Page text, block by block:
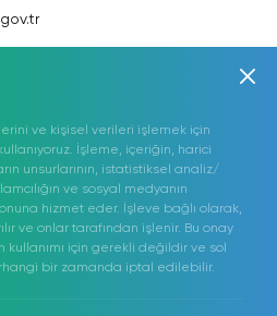
Sistemi (ELİS)
Medyada
Takip Edin!
ve kişisel verileri işlemek için
İşleme, içeriğin, harici
unsurlarının, istatistiksel analiz/
ve sosyal medyanın
hizmet eder. İşleve bağlı olarak,
ve onlar tarafından işlenir. Bu onay
kullanımı için gerekli değildir ve sol
bir zamanda iptal edilebilir.